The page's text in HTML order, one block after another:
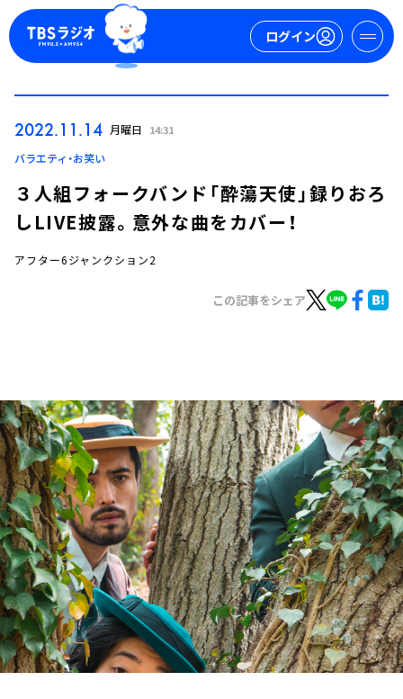
ログイン
ログイン
お知らせ
イベント・グッズ
YouTube
会社情報
2022.11.14 月曜日 14:31
バラエティ・お笑い
３人組フォークバンド「酔蕩天使」録りおろ
しLIVE披露。意外な曲をカバー！
アフター6ジャンクション2
この記事をシェア